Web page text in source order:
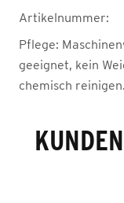
Artikelnummer:
Pflege:
geeignet, kein
chemisch reinigen.